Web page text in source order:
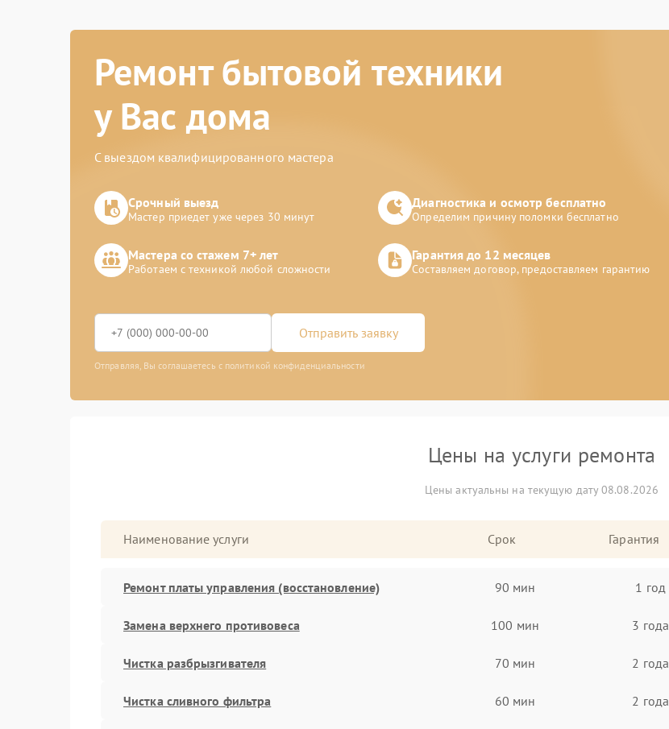
Ремонт бытовой техники
у Вас дома
С выездом квалифицированного мастера
Срочный выезд
Мастер приедет уже через 30 минут
Диагностика и осмотр бесплатно
Определим причину поломки бесплатно
Мастера со стажем 7+ лет
Работаем с техникой любой сложности
Гарантия до 12 месяцев
Составляем договор, предоставляем гарантию
Отправить заявку
Отправляя, Вы соглашаетесь с политикой конфиденциальности
Цены на услуги ремонта
Цены актуальны на текущую дату 08.08.2026
Наименование услуги Срок Гарантия
Ремонт платы управления (восстановление) 90 мин 1 год
Замена верхнего противовеса 100 мин 3 года
Чистка разбрызгивателя 70 мин 2 года
Чистка сливного фильтра 60 мин 2 года